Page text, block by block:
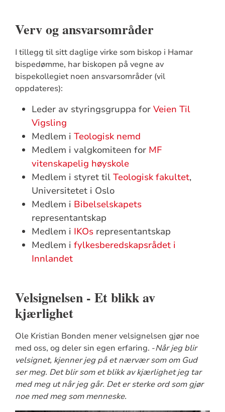
Verv og ansvarsområder
I tillegg til sitt daglige virke som biskop i Hamar
bispedømme, har biskopen på vegne av
bispekollegiet noen ansvarsområder (vil
oppdateres):
Leder av styringsgruppa forVeien Til
Vigsling
Medlem iTeologisk nemd
Medlem i valgkomiteen for MF
vitenskapelig høyskole
Medlem i styret tilTeologisk fakultet,
Universitetet i Oslo
Medlem i Bibelselskapets
representantskap
Medlem i IKOs representantskap
Medlem ifylkesberedskapsrådet i
Innlandet
Velsignelsen - Et blikk av
kjærlighet
Ole Kristian Bonden mener velsignelsen gjør noe
med oss, og deler sin egen erfaring. -Når jeg blir
velsignet, kjenner jeg på et nærvær som om Gud
ser meg. Det blir som et blikk av kjærlighet jeg tar
med meg ut når jeg går. Det er sterke ord som gjør
noe med meg som menneske.